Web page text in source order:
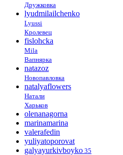
Дружковка
lyudmilailchenko
Lyussi
Кролевец
fislohcka
Mila
Вапнярка
natazoz
Новопавловка
natalyaflowers
Натали
Харьков
olenanagorna
marinamarina
valerafedin
yuliyatoporovat
galyayurkivboyko 35